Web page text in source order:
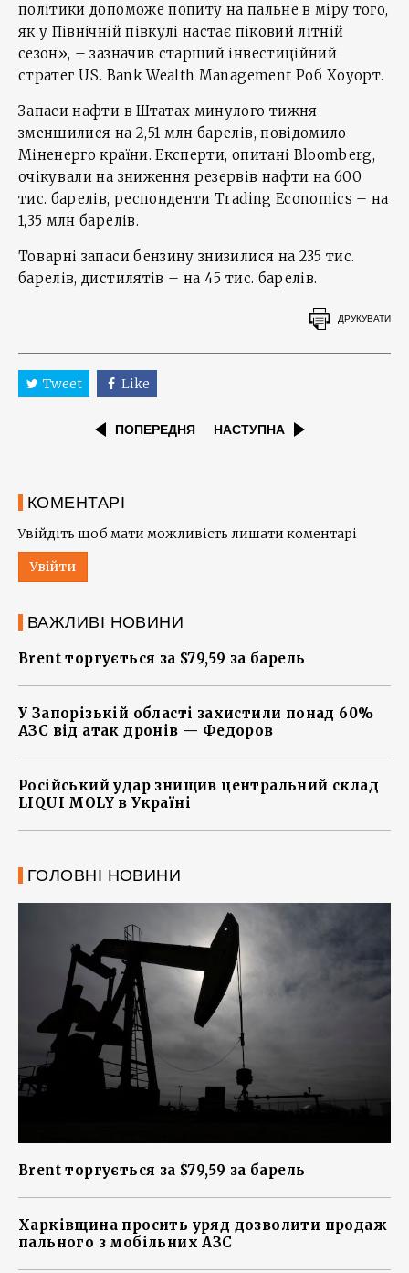
політики допоможе попиту на пальне в міру того,
як у Північній півкулі настає піковий літній
сезон», – зазначив старший інвестиційний
стратег U.S. Bank Wealth Management Роб Хоуорт.
Запаси нафти в Штатах минулого тижня
зменшилися на 2,51 млн барелів, повідомило
Міненерго країни. Експерти, опитані Bloomberg,
очікували на зниження резервів нафти на 600
тис. барелів, респонденти Trading Economics – на
1,35 млн барелів.
Товарні запаси бензину знизилися на 235 тис.
барелів, дистилятів – на 45 тис. барелів.
ДРУКУВАТИ
Tweet Like
ПОПЕРЕДНЯ НАСТУПНА
КОМЕНТАРІ
Увійдіть щоб мати можливість лишати коментарі
Увійти
ВАЖЛИВІ НОВИНИ
Brent торгується за $79,59 за барель
У Запорізькій області захистили понад 60%
АЗС від атак дронів — Федоров
Російський удар знищив центральний склад
LIQUI MOLY в Україні
ГОЛОВНІ НОВИНИ
Brent торгується за $79,59 за барель
Харківщина просить уряд дозволити продаж
пального з мобільних АЗС